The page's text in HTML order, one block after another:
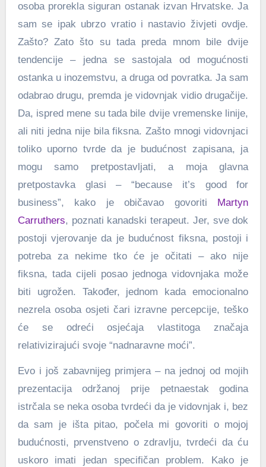
osoba prorekla siguran ostanak izvan Hrvatske. Ja
sam se ipak ubrzo vratio i nastavio živjeti ovdje.
Zašto? Zato što su tada preda mnom bile dvije
tendencije – jedna se sastojala od mogućnosti
ostanka u inozemstvu, a druga od povratka. Ja sam
odabrao drugu, premda je vidovnjak vidio drugačije.
Da, ispred mene su tada bile dvije vremenske linije,
ali niti jedna nije bila fiksna. Zašto mnogi vidovnjaci
toliko uporno tvrde da je budućnost zapisana, ja
mogu samo pretpostavljati, a moja glavna
pretpostavka glasi – “because it’s good for
business”, kako je običavao govoriti Martyn
Carruthers, poznati kanadski terapeut. Jer, sve dok
postoji vjerovanje da je budućnost fiksna, postoji i
potreba za nekime tko će je očitati – ako nije
fiksna, tada cijeli posao jednoga vidovnjaka može
biti ugrožen. Također, jednom kada emocionalno
nezrela osoba osjeti čari izravne percepcije, teško
će se odreći osjećaja vlastitoga značaja
relativizirajući svoje “nadnaravne moći”.
Evo i još zabavnijeg primjera – na jednoj od mojih
prezentacija održanoj prije petnaestak godina
istrčala se neka osoba tvrdeći da je vidovnjak i, bez
da sam je išta pitao, počela mi govoriti o mojoj
budućnosti, prvenstveno o zdravlju, tvrdeći da ću
uskoro imati jedan specifičan problem. Kako je